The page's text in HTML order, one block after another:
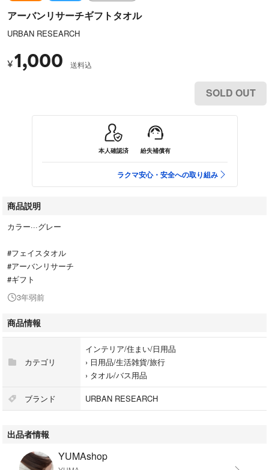
アーバンリサーチギフトタオル
URBAN RESEARCH
¥1,000 送料込
SOLD OUT
本人確認済 紛失補償有
ラクマ安心・安全への取り組み
商品説明
カラー···グレー
#フェイスタオル
#アーバンリサーチ
#ギフト
3年弱前
商品情報
カテゴリ
インテリア/住まい/日用品
› 日用品/生活雑貨/旅行
› タオル/バス用品
ブランド URBAN RESEARCH
出品者情報
YUMAshop